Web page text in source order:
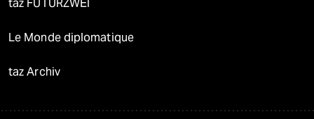
taz FUTURZWEI
Le Monde diplomatique
taz Archiv